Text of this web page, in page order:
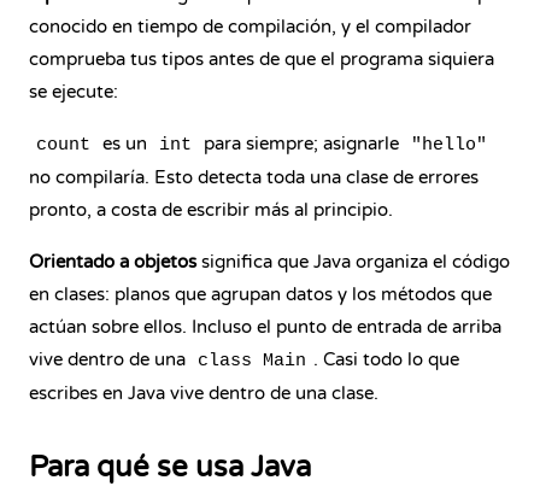
conocido en tiempo de compilación, y el compilador
comprueba tus tipos antes de que el programa siquiera
se ejecute:
count es un int para siempre; asignarle "hello"
no compilaría. Esto detecta toda una clase de errores
pronto, a costa de escribir más al principio.
Orientado a objetossignifica que Java organiza el código
en clases: planos que agrupan datos y los métodos que
actúan sobre ellos. Incluso el punto de entrada de arriba
vive dentro de una
class Main . Casi todo lo que
escribes en Java vive dentro de una clase.
Para qué se usa Java